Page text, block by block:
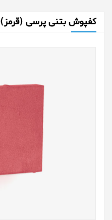
کفپوش بتنی پرسی (قرمز) 20X20CM